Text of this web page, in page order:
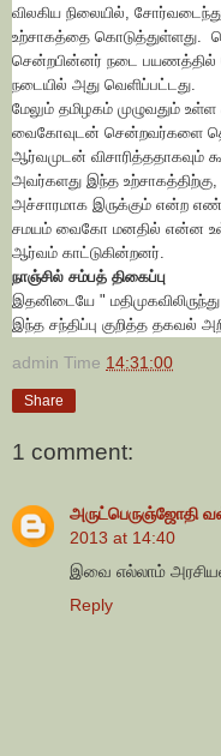
விலகிய நிலையில்,
உற்சாகத்தை கொடுத்துள்ளது.
சென்றபின்னர் நடை பயணத்தில்
நடையில் அது வெளிப்பட்டது.
மேலும் தமிழகம் முழுவதும்
வைகோவுடன் சென்றவர்களை
ஆர்வமுடன் விசாரித்ததாகவும்
அவர்களது இந்த
அச்சாரமாக இருக்கும் என்ற
சமயம் வைகோ மனதில் என்ன
ஆர்வம் காட்டுகின்றனர்.
நாஞ்சில் சம்பத் திகைப்பு
இதனிடையே "
இந்த சந்திப்பு குறித்த தகவல்
admin Time 14:31:00
Share
1 comment:
அருட்பெருஞ்ஜோதி
2013 at 14:40
இவை எல்லாம்
Reply